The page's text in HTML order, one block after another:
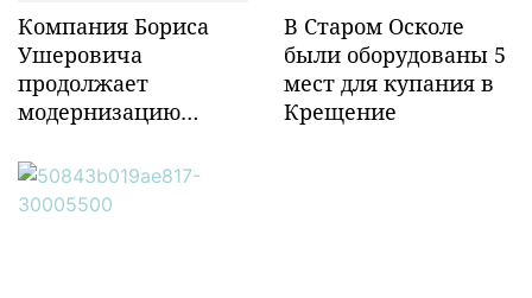
Компания Бориса
Ушеровича
продолжает
модернизацию
инфраструктуры в
Забайкалье
В Старом Осколе
были оборудованы 5
мест для купания в
Крещение